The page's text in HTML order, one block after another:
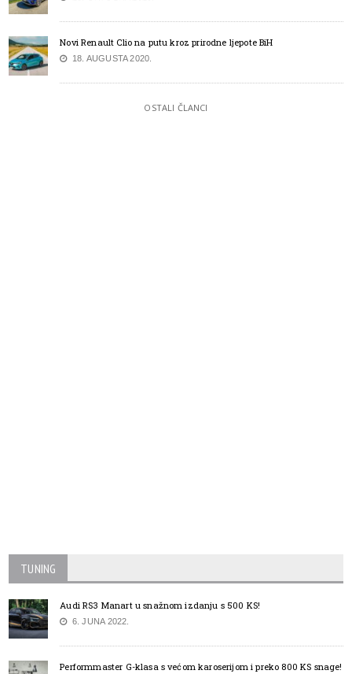
Novi Renault Clio na putu kroz prirodne ljepote BiH
18. AUGUSTA 2020.
OSTALI ČLANCI
TUNING
Audi RS3 Manart u snažnom izdanju s 500 KS!
6. JUNA 2022.
Performmaster G-klasa s većom karoserijom i preko 800 KS snage!